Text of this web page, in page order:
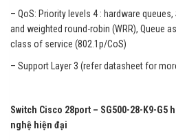
– QoS: Priority levels 4 : hardware
and weighted round-robin (WRR), Queue
class of service (802.1p/CoS)
– Support Layer 3 (refer datasheet for
Switch Cisco 28port – SG500-28-K9-G5
nghệ hiện đại